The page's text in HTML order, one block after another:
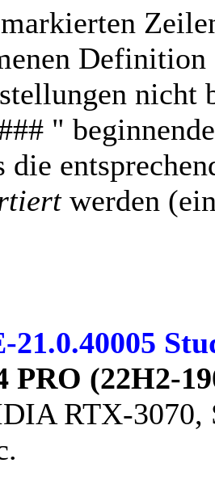
nicht
"
die
werden
21.0.40005
PRO (22H2-
RTX-3070,